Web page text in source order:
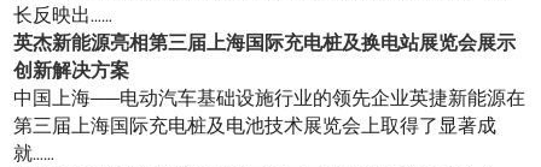
长反映出……
英杰新能源亮相第三届上海国际充电桩及换电站展览会展示
创新解决方案
中国上海——电动汽车基础设施行业的领先企业英捷新能源在
第三届上海国际充电桩及电池技术展览会上取得了显著成
就……